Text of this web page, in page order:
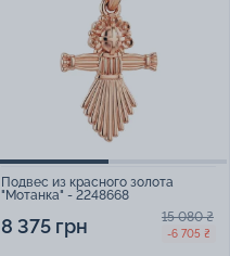
Подвес из красного золота
"Мотанка" - 2248668
8 375 грн 15 080 ₴
-6 705 ₴